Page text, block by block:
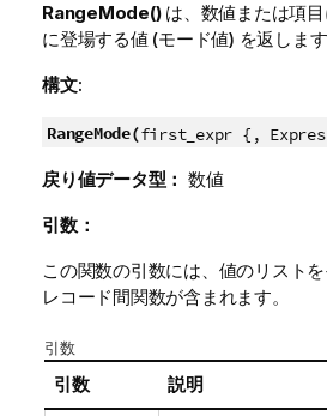
RangeMode()は、数値または項
に登場する値 (モード値) を返します
構文:
RangeMode(first_expr {,
戻り値データ型： 数値
引数：
この関数の引数には、値のリスト
レコード間関数が含まれます。
引数
引数 説明